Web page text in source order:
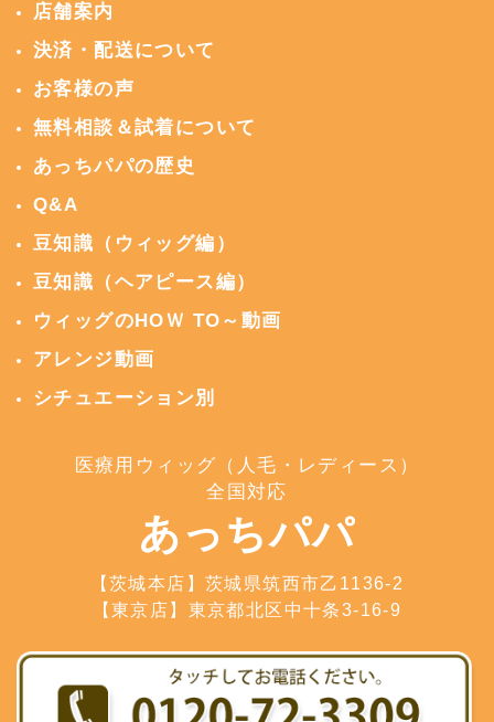
店舗案内
決済・配送について
お客様の声
無料相談＆試着について
あっちパパの歴史
Q&A
豆知識（ウィッグ編）
豆知識（ヘアピース編）
ウィッグのHOＷ TO～動画
アレンジ動画
シチュエーション別
医療用ウィッグ（人毛・レディース）
全国対応
あっちパパ
【茨城本店】茨城県筑西市乙1136-2
【東京店】東京都北区中十条3-16-9